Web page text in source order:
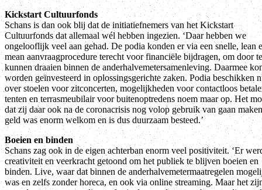
Kickstart Cultuurfonds
Schans is dan ook blij dat de initiatiefnemers van het Kickstart
Cultuurfonds dat allemaal wél hebben ingezien. ‘Daar hebben we
ongelooflijk veel aan gehad. De podia konden er via een snelle, lean
mean aanvraagprocedure terecht voor financiële bijdragen, om door te
kunnen draaien binnen de anderhalvemetersamenleving. Daarmee
worden geïnvesteerd in oplossingsgerichte zaken. Podia beschikken
over stoelen voor zitconcerten, mogelijkheden voor contactloos
tenten en terrasmeubilair voor buitenoptredens noem maar op. Het
dat zij daar ook na de coronacrisis nog volop gebruik van gaan
geld was enorm welkom en is dus duurzaam besteed.’
Boeien en binden
Schans zag ook in de eigen achterban enorm veel positiviteit. ‘Er
creativiteit en veerkracht getoond om het publiek te blijven boeien en
binden. Live, waar dat binnen de anderhalvemetermaatregelen
was en zelfs zonder horeca, en ook via online streaming. Maar het